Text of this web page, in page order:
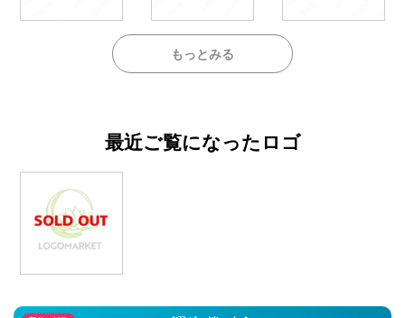
もっとみる
最近ご覧になったロゴ